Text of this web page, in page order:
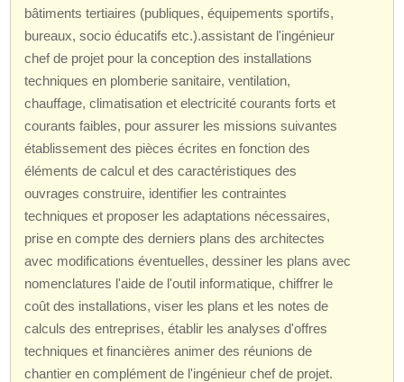
bâtiments tertiaires (publiques, équipements sportifs,
bureaux, socio éducatifs etc.).assistant de l'ingénieur
chef de projet pour la conception des installations
techniques en plomberie sanitaire, ventilation,
chauffage, climatisation et electricité courants forts et
courants faibles, pour assurer les missions suivantes
établissement des pièces écrites en fonction des
éléments de calcul et des caractéristiques des
ouvrages construire, identifier les contraintes
techniques et proposer les adaptations nécessaires,
prise en compte des derniers plans des architectes
avec modifications éventuelles, dessiner les plans avec
nomenclatures l'aide de l'outil informatique, chiffrer le
coût des installations, viser les plans et les notes de
calculs des entreprises, établir les analyses d'offres
techniques et financières animer des réunions de
chantier en complément de l'ingénieur chef de projet.